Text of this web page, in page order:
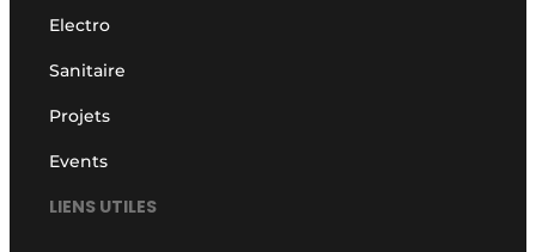
Electro
Sanitaire
Projets
Events
LIENS UTILES